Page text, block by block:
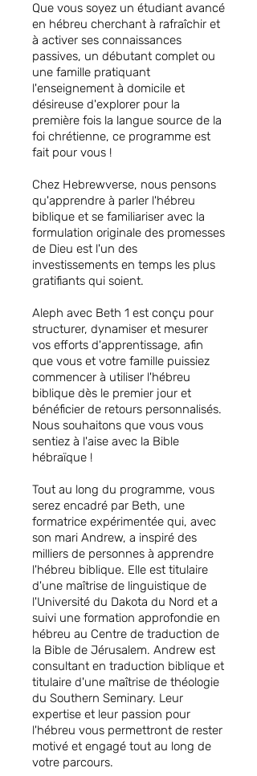
Que vous soyez un étudiant avancé
en hébreu cherchant à rafraîchir et
à activer ses connaissances
passives, un débutant complet ou
une famille pratiquant
l'enseignement à domicile et
désireuse d'explorer pour la
première fois la langue source de la
foi chrétienne, ce programme est
fait pour vous !
Chez Hebrewverse, nous pensons
qu'apprendre à parler l'hébreu
biblique et se familiariser avec la
formulation originale des promesses
de Dieu est l'un des
investissements en temps les plus
gratifiants qui soient.
Aleph avec Beth 1 est conçu pour
structurer, dynamiser et mesurer
vos efforts d'apprentissage, afin
que vous et votre famille puissiez
commencer à utiliser l'hébreu
biblique dès le premier jour et
bénéficier de retours personnalisés.
Nous souhaitons que vous vous
sentiez à l'aise avec la Bible
hébraïque !
Tout au long du programme, vous
serez encadré par Beth, une
formatrice expérimentée qui, avec
son mari Andrew, a inspiré des
milliers de personnes à apprendre
l'hébreu biblique. Elle est titulaire
d'une maîtrise de linguistique de
l'Université du Dakota du Nord et a
suivi une formation approfondie en
hébreu au Centre de traduction de
la Bible de Jérusalem. Andrew est
consultant en traduction biblique et
titulaire d'une maîtrise de théologie
du Southern Seminary. Leur
expertise et leur passion pour
l'hébreu vous permettront de rester
motivé et engagé tout au long de
votre parcours.